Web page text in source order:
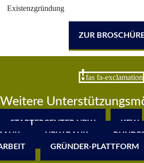
ZUR
fas fa-exclamation
Weitere
STARTERCENTER NRW
KFW-
NRW.BANK
GRÜNDER-PLATTFORM